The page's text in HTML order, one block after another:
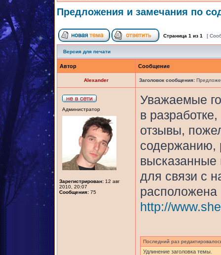
Предложения и замечания по
Страница 1 из 1 [
Версия для печати
Автор Сообщение
Alexander Заголовок сообщения:
Администратор
Зарегистрирован: 12 авг
2010, 20:07
Сообщения: 75
Уважаемые
в
отзывы,
содержанию,
высказанные
для связи с
расположена
http://
Последний раз
Удлинение заголовка темы.